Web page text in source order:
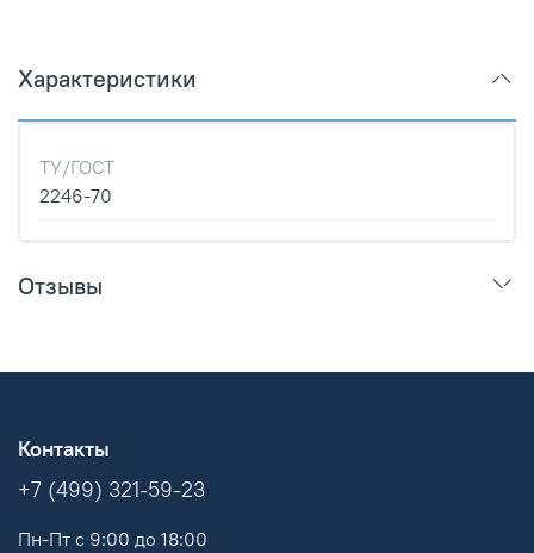
Характеристики
ТУ/ГОСТ
2246-70
Отзывы
Контакты
+7 (499) 321-59-23
Пн-Пт с 9:00 до 18:00